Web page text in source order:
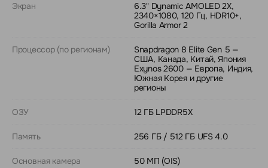
Экран
6.3" Dynamic AMOLED 2X,
2340×1080, 120 Гц, HDR10+,
Gorilla Armor 2
Процессор (по регионам)
Snapdragon 8 Elite Gen 5 —
США, Канада, Китай, Япония
Exynos 2600 — Европа, Индия,
Южная Корея и другие
регионы
ОЗУ 12 ГБ LPDDR5X
Память 256 ГБ / 512 ГБ UFS 4.0
Основная камера 50 МП (OIS)